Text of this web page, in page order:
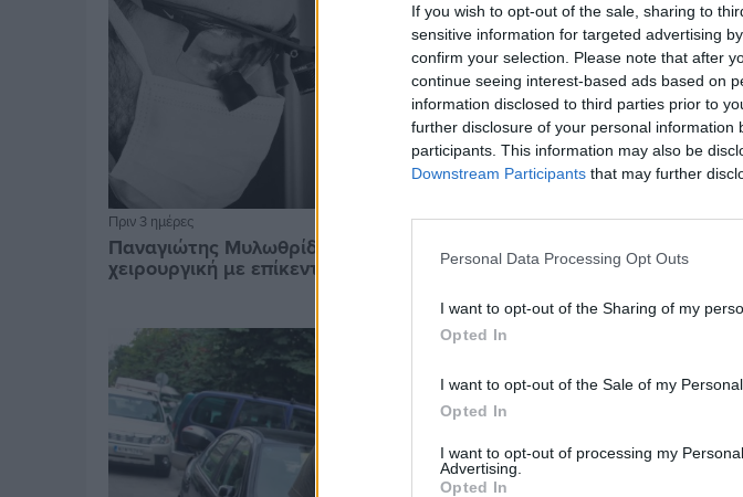
If you wish to opt-out of the sale, sharing to
sensitive information for targeted advertising
confirm your selection. Please note that after
continue seeing interest-based ads based on
information disclosed to third parties prior to
further disclosure of your personal information
participants. This information may also be
Downstream Participants that may further
Personal Data Processing Opt Outs
I want to opt-out of the Sharing of my
Opted In
I want to opt-out of the Sale of my Personal
Opted In
I want to opt-out of processing my
Advertising.
Opted In
Πριν 3 ημέρες
Παναγιώτης Μυλωθρίδης: Η πλαστική
χειρουργική με επίκεντρο τον άνθρωπο
Πριν 4 ημέρες
Ελαιοκομικό Μητρώο:
προετοιμασία των